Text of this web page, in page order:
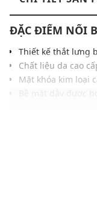
ĐẶC ĐIỂM NỔI
Thiết kế thắt lưng
Chất liệu da cao
Mặt khóa kim loại
Độ dài dây linh
Dễ phối cùng các